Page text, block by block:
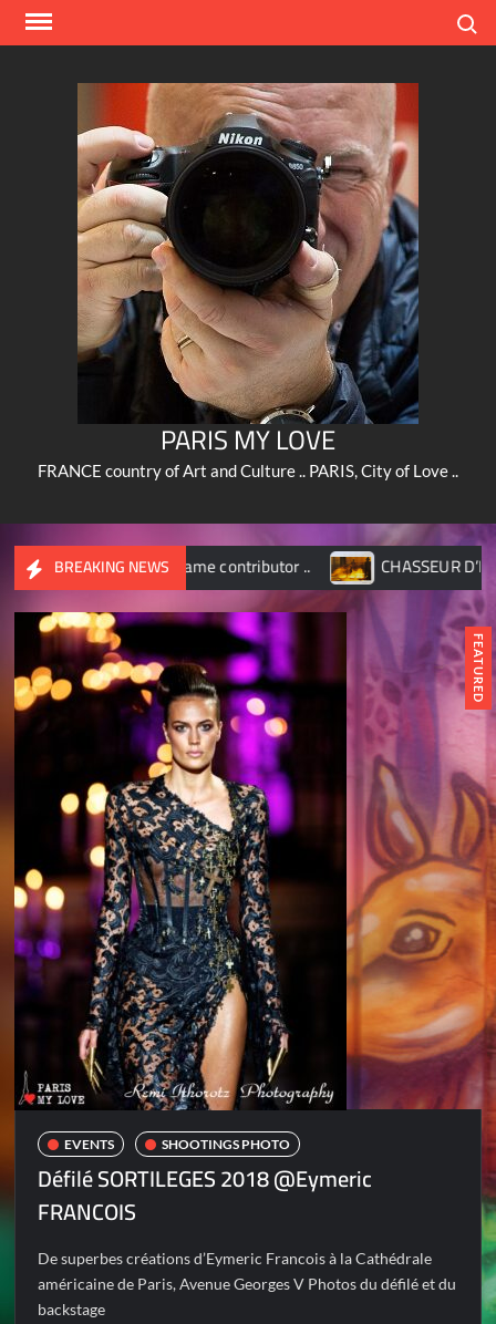
Skip
PARIS MY LOVE
FRANCE country of Art and Culture .. PARIS, City of Love ..
BREAKING NEWS
contributor .. CHASSEUR D’IMAGES – Octobre 2017
FEATURED
EVENTS SHOOTINGS PHOTO
Défilé SORTILEGES 2018 @Eymeric
FRANCOIS
De superbes créations d’Eymeric Francois à la Cathédrale
américaine de Paris, Avenue Georges V Photos du défilé et du
backstage